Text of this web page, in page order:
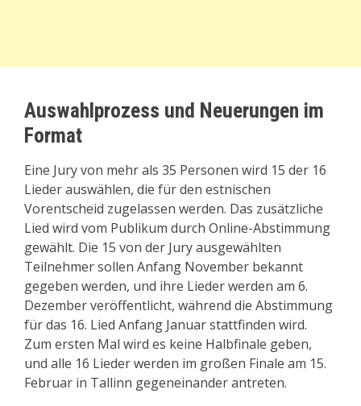
Auswahlprozess und Neuerungen im
Format
Eine Jury von mehr als 35 Personen wird 15 der 16
Lieder auswählen, die für den estnischen
Vorentscheid zugelassen werden. Das zusätzliche
Lied wird vom Publikum durch Online-Abstimmung
gewählt. Die 15 von der Jury ausgewählten
Teilnehmer sollen Anfang November bekannt
gegeben werden, und ihre Lieder werden am 6.
Dezember veröffentlicht, während die Abstimmung
für das 16. Lied Anfang Januar stattfinden wird.
Zum ersten Mal wird es keine Halbfinale geben,
und alle 16 Lieder werden im großen Finale am 15.
Februar in Tallinn gegeneinander antreten.